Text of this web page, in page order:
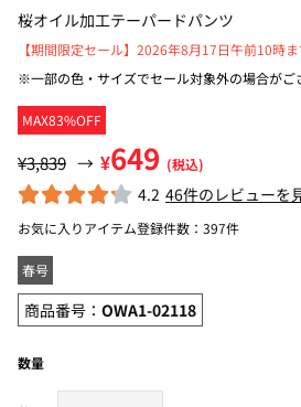
桜オイル加工テーパードパンツ
MAX83%OFF
【期間限定セール】2026年8月17日午前10時ま
※一部の色・サイズでセール対象外の場合がご
¥3,839 → ¥649 (税込)
4.2 46件のレビューを
お気に入りアイテム登録件数： 397件
春号
商品番号： OWA1-02118
数量